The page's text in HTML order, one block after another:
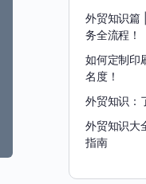
外贸知识篇
务全流程！
如何定制印
名度！
外贸知识：
外贸知识大
指南